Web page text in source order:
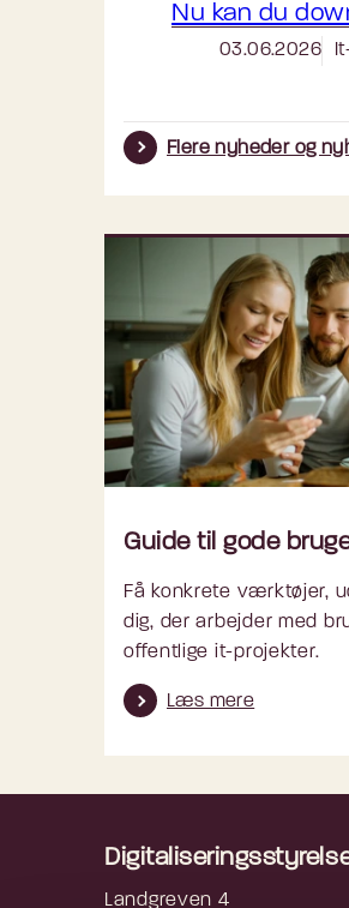
Nu kan du
03.06.2026
Flere nyheder og
Guide til gode
Få konkrete værktøjer,
dig, der arbejder med
offentlige it-projekter.
Læs mere
Landgreven 4